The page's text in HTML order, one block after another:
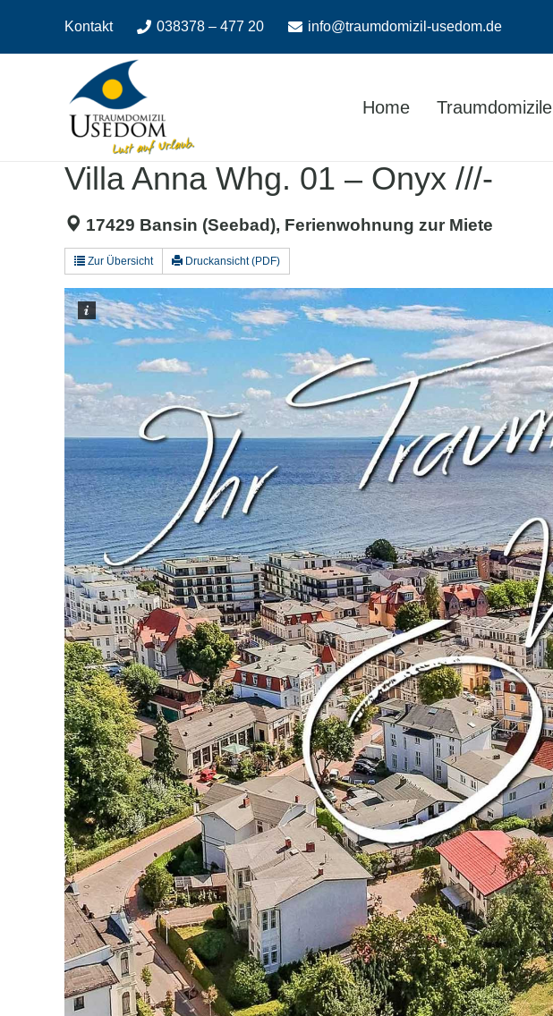
Navigation
Kontakt 038378 – 477 20 info@traumdomizil-usedom.de
Home Traumdomizile
Villa Anna Whg. 01 – Onyx ///-
17429 Bansin (Seebad), Ferienwohnung zur Miete
Zur Übersicht Druckansicht (PDF)